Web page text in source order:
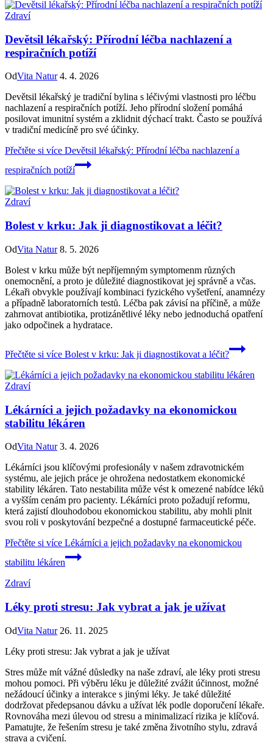
Zdraví
Devětsil lékařský: Přírodní léčba nachlazení a
respiračních potíží
OdVita Natur 4. 4. 2026
Devětsil lékařský je tradiční bylina s léčivými vlastnosti pro léčbu
nachlazení a respiračních potíží. Jeho přírodní složení pomáhá
posilovat imunitní systém a zklidnit dýchací trakt. Často se používá
v tradiční medicíně pro své účinky.
Přečtěte si více Devětsil lékařský: Přírodní léčba nachlazení a
respiračních potíží
Zdraví
Bolest v krku: Jak ji diagnostikovat a léčit?
OdVita Natur 8. 5. 2026
Bolest v krku může být nepříjemným symptomenm různých
onemocnění, a proto je důležité diagnostikovat jej správně a včas.
Lékaři obvykle používají kombinaci fyzického vyšetření, anamnézy
a případně laboratorních testů. Léčba pak závisí na příčině, a může
zahrnovat antibiotika, protizánětlivé léky nebo jednoduchá opatření
jako odpočinek a hydratace.
Přečtěte si více Bolest v krku: Jak ji diagnostikovat a léčit?
Zdraví
Lékárníci a jejich požadavky na ekonomickou
stabilitu lékáren
OdVita Natur 3. 4. 2026
Lékárníci jsou klíčovými profesionály v našem zdravotnickém
systému, ale jejich práce je ohrožena nedostatkem ekonomické
stability lékáren. Tato nestabilita může vést k omezené nabídce léků
a vyšším cenám pro pacienty. Lékárníci proto požadují reformu,
která zajistí dlouhodobou ekonomickou stabilitu, aby mohli plnit
svou roli v poskytování bezpečné a dostupné farmaceutické péče.
Přečtěte si více Lékárníci a jejich požadavky na ekonomickou
stabilitu lékáren
Zdraví
Léky proti stresu: Jak vybrat a jak je užívat
OdVita Natur 26. 11. 2025
Léky proti stresu: Jak vybrat a jak je užívat
Stres může mít vážné důsledky na naše zdraví, ale léky proti stresu
mohou pomoci. Při výběru léku je důležité zvážit účinnost, možné
nežádoucí účinky a interakce s jinými léky. Je také důležité
dodržovat předepsanou dávku a užívat lék podle doporučení lékaře.
Rovnováha mezi úlevou od stresu a minimalizací rizika je klíčová.
Pamatujte, že řešením stresu je také změna životního stylu, zdravá
strava a cvičení.